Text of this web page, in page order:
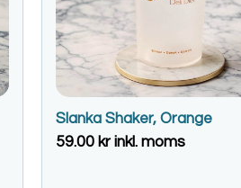
Slanka Shaker, Orange
59.00 krinkl. moms